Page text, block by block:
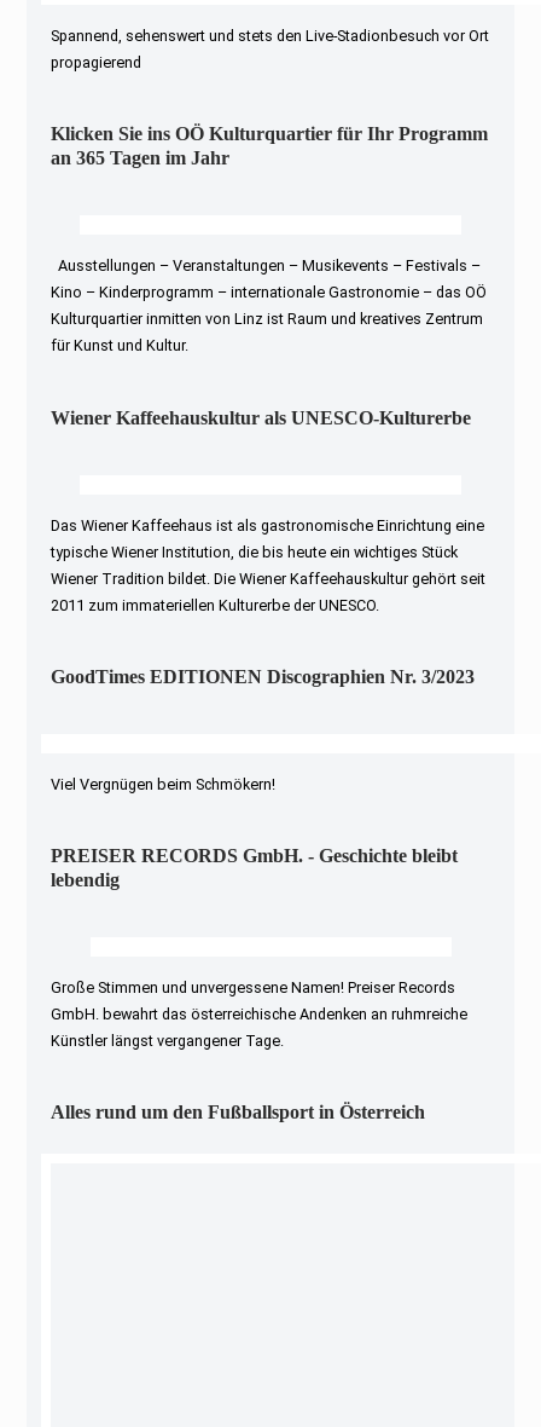
Spannend, sehenswert und stets den Live-Stadionbesuch vor Ort
propagierend
Klicken Sie ins OÖ Kulturquartier für Ihr Programm
an 365 Tagen im Jahr
Ausstellungen – Veranstaltungen – Musikevents – Festivals –
Kino – Kinderprogramm – internationale Gastronomie – das OÖ
Kulturquartier inmitten von Linz ist Raum und kreatives Zentrum
für Kunst und Kultur.
Wiener Kaffeehauskultur als UNESCO-Kulturerbe
Das Wiener Kaffeehaus ist als gastronomische Einrichtung eine
typische Wiener Institution, die bis heute ein wichtiges Stück
Wiener Tradition bildet. Die Wiener Kaffeehauskultur gehört seit
2011 zum immateriellen Kulturerbe der UNESCO.
GoodTimes EDITIONEN Discographien Nr. 3/2023
Viel Vergnügen beim Schmökern!
PREISER RECORDS GmbH. - Geschichte bleibt
lebendig
Große Stimmen und unvergessene Namen! Preiser Records
GmbH. bewahrt das österreichische Andenken an ruhmreiche
Künstler längst vergangener Tage.
Alles rund um den Fußballsport in Österreich